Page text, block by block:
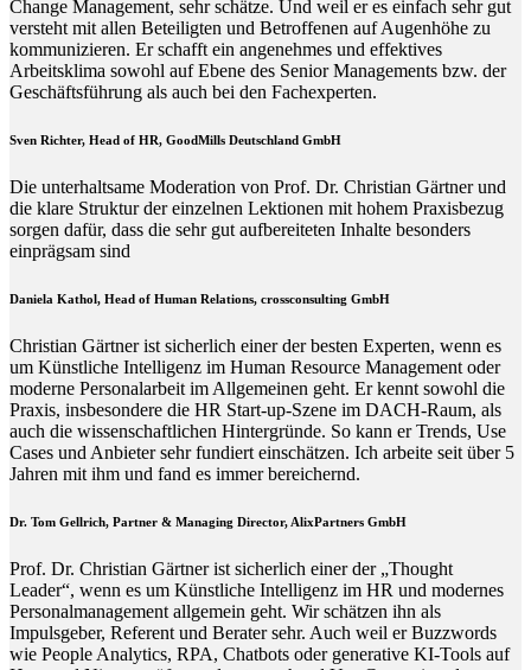
Change Management, sehr schätze. Und weil er es einfach sehr gut
versteht mit allen Beteiligten und Betroffenen auf Augenhöhe zu
kommunizieren. Er schafft ein angenehmes und effektives
Arbeitsklima sowohl auf Ebene des Senior Managements bzw. der
Geschäftsführung als auch bei den Fachexperten.
Sven Richter, Head of HR, GoodMills Deutschland GmbH
Die unterhaltsame Moderation von Prof. Dr. Christian Gärtner und
die klare Struktur der einzelnen Lektionen mit hohem Praxisbezug
sorgen dafür, dass die sehr gut aufbereiteten Inhalte besonders
einprägsam sind
Daniela Kathol, Head of Human Relations, crossconsulting GmbH
Christian Gärtner ist sicherlich einer der besten Experten, wenn es
um Künstliche Intelligenz im Human Resource Management oder
moderne Personalarbeit im Allgemeinen geht. Er kennt sowohl die
Praxis, insbesondere die HR Start-up-Szene im DACH-Raum, als
auch die wissenschaftlichen Hintergründe. So kann er Trends, Use
Cases und Anbieter sehr fundiert einschätzen. Ich arbeite seit über 5
Jahren mit ihm und fand es immer bereichernd.
Dr. Tom Gellrich, Partner & Managing Director, AlixPartners GmbH
Prof. Dr. Christian Gärtner ist sicherlich einer der „Thought
Leader“, wenn es um Künstliche Intelligenz im HR und modernes
Personalmanagement allgemein geht. Wir schätzen ihn als
Impulsgeber, Referent und Berater sehr. Auch weil er Buzzwords
wie People Analytics, RPA, Chatbots oder generative KI-Tools auf